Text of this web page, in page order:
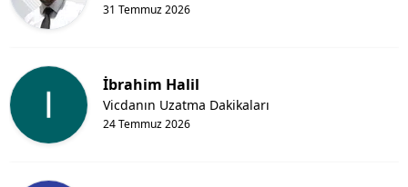
31 Temmuz 2026
İbrahim Halil
24 Temmuz 2026
Vicdanın Uzatma Dakikaları